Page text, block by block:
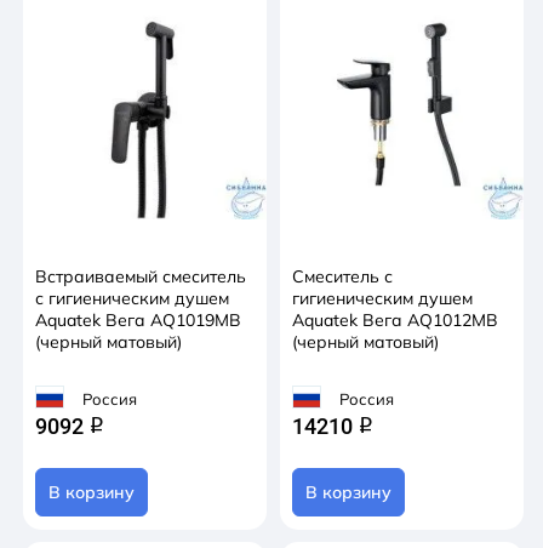
Встраиваемый смеситель
с гигиеническим душем
Aquatek Вега AQ1019MB
(черный матовый)
Россия
9092 q
В корзину
Смеситель с
гигиеническим душем
Aquatek Вега AQ1012MB
(черный матовый)
Россия
14210 q
В корзину